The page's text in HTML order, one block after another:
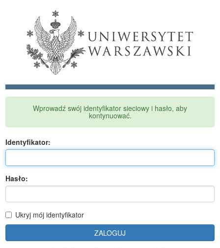
Wprowadź swój identyfikator sieciowy i hasło, aby
kontynuować.
Identyfikator:
Hasło:
Ukryj mój identyfikator
ZALOGUJ